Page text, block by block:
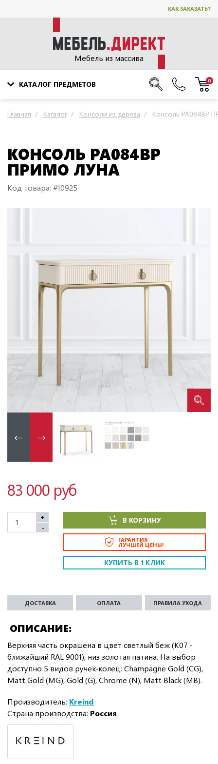
КАК ЗАКАЗАТЬ?
Мебель из массива
КАТАЛОГ ПРЕДМЕТОВ 0
Главная Каталог Консоли из дерева Консоль PA084BP
КОНСОЛЬ PA084BP
ПРИМО ЛУНА
Код товара: #10925
83 000 руб
+
-
В КОРЗИНУ
ГАРАНТИЯ
ЛУЧШЕЙ ЦЕНЫ!
КУПИТЬ В 1 КЛИК
ОПИСАНИЕ
ДОСТАВКА ОПЛАТА ПРАВИЛА УХОДА
Верхняя часть окрашена в цвет светлый беж (K07 -
ближайший RAL 9001), низ золотая патина. На выбор
доступно 5 видов ручек-колец: Champagne Gold (CG),
Matt Gold (MG), Gold (G), Chrome (N), Matt Black (MB).
Производитель: Kreind
Страна производства: Россия